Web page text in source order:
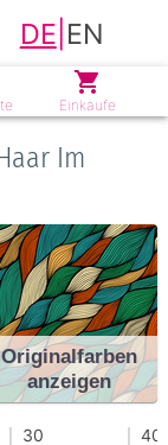
DE EN
Einkäufe
Im
Originalfarben
anzeigen